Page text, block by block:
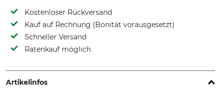
Kostenloser Rückversand
Kauf auf Rechnung (Bonität vorausgesetzt)
Schneller Versand
Ratenkauf möglich
Artikelinfos